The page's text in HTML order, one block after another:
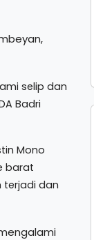
selip dan
Badri
Mono
barat
terjadi dan